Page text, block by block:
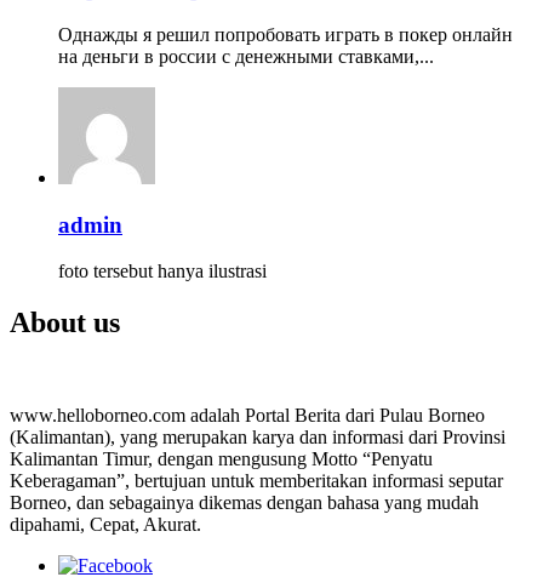
Однажды я решил попробовать играть в покер онлайн
на деньги в россии с денежными ставками,...
admin
foto tersebut hanya ilustrasi
About us
www.helloborneo.com adalah Portal Berita dari Pulau Borneo
(Kalimantan), yang merupakan karya dan informasi dari Provinsi
Kalimantan Timur, dengan mengusung Motto “Penyatu
Keberagaman”, bertujuan untuk memberitakan informasi seputar
Borneo, dan sebagainya dikemas dengan bahasa yang mudah
dipahami, Cepat, Akurat.